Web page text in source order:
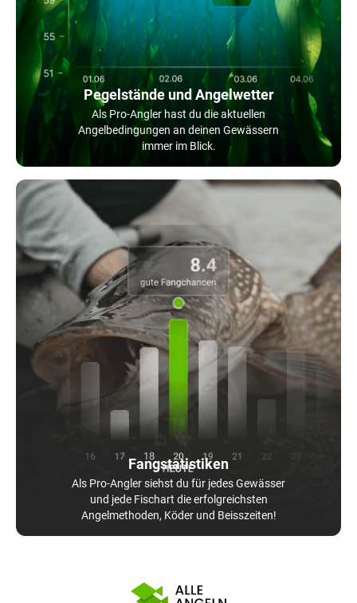
Pegelstände und Angelwetter
Als Pro-Angler hast du die aktuellen
Angelbedingungen an deinen Gewässern
immer im Blick.
Fangstatistiken
Als Pro-Angler siehst du für jedes Gewässer
und jede Fischart die erfolgreichsten
Angelmethoden, Köder und Beisszeiten!